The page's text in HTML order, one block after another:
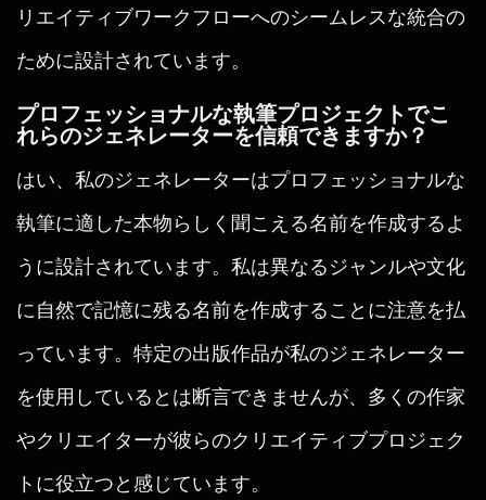
リエイティブワークフローへのシームレスな統合の
ために設計されています。
プロフェッショナルな執筆プロジェクトでこ
れらのジェネレーターを信頼できますか？
はい、私のジェネレーターはプロフェッショナルな
執筆に適した本物らしく聞こえる名前を作成するよ
うに設計されています。私は異なるジャンルや文化
に自然で記憶に残る名前を作成することに注意を払
っています。特定の出版作品が私のジェネレーター
を使用しているとは断言できませんが、多くの作家
やクリエイターが彼らのクリエイティブプロジェク
トに役立つと感じています。